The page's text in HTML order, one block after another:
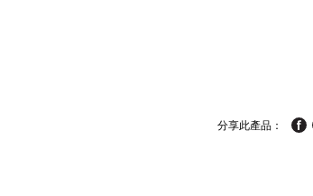
分享此產品：